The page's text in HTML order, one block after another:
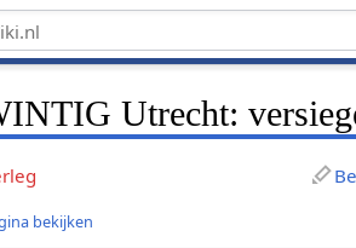
Utrecht:
bekijken